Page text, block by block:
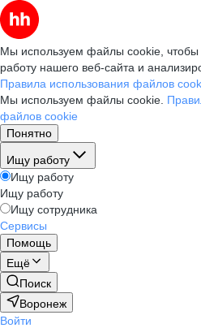
Мы используем файлы cookie, чтобы
работу нашего веб-сайта и
Правила использования файлов
Мы используем файлы cookie.
файлов cookie
Понятно
Ищу работу
Ищу работу
Ищу работу
Ищу сотрудника
Сервисы
Помощь
Ещё
Поиск
Воронеж
Войти